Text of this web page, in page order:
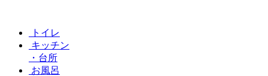
トイレ
キッチン
・台所
お風呂